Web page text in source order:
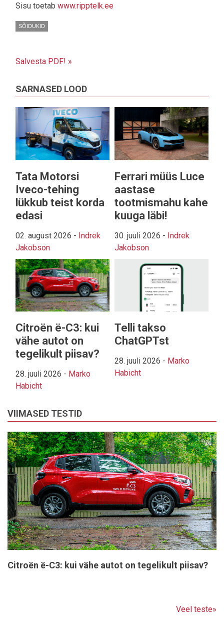
Sisu toetab www.ripptelk.ee
SÕIDUKID
Salvesta PDF! »
SARNASED LOOD
Tata Motorsi
Iveco-tehing
lükkub teist korda
edasi
02. august 2026 - Indrek
Jakobson
Ferrari müüs Luce
aastase
tootmismahu kahe
kuuga läbi!
30. juuli 2026 - Indrek
Jakobson
Citroën ë-C3: kui
vähe autot on
tegelikult piisav?
28. juuli 2026 - Marko
Habicht
Telli takso
ChatGPTst
28. juuli 2026 - Marko
Habicht
VIIMASED TESTID
Citroën ë-C3: kui vähe autot on tegelikult piisav?
Veel teste»